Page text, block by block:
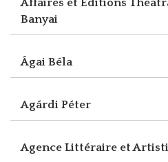
Affaires et Éditions
Banyai
Ágai Béla
Agárdi Péter
Agence Littéraire et